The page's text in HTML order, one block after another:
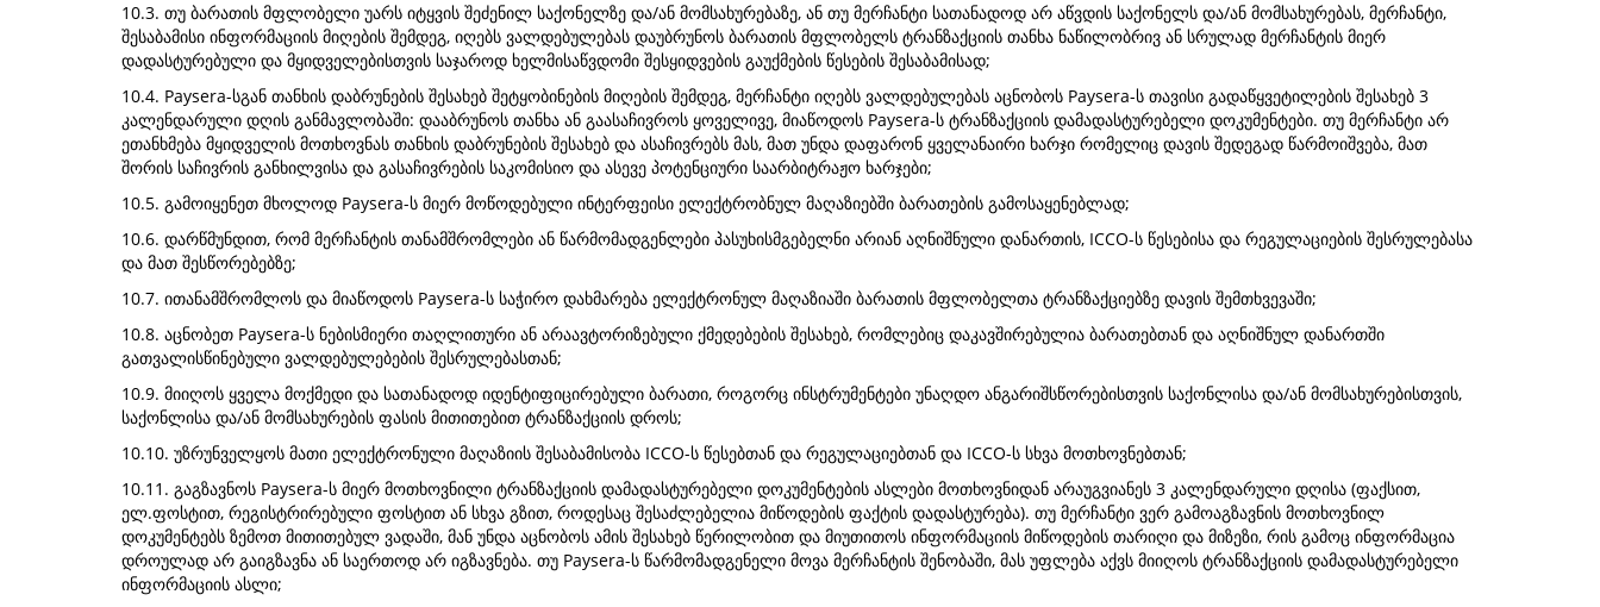
10.3. თუ ბარათის მფლობელი უარს იტყვის შეძენილ საქონელზე და/ან მომსახურებაზე, ან თუ მერჩანტი სათანადოდ არ აწვდის საქონელს და/ან მომსახურებას, მერჩანტი,
შესაბამისი ინფორმაციის მიღების შემდეგ, იღებს ვალდებულებას დაუბრუნოს ბარათის მფლობელს ტრანზაქციის თანხა ნაწილობრივ ან სრულად მერჩანტის მიერ
დადასტურებული და მყიდველებისთვის საჯაროდ ხელმისაწვდომი შესყიდვების გაუქმების წესების შესაბამისად;
10.4. Paysera-სგან თანხის დაბრუნების შესახებ შეტყობინების მიღების შემდეგ, მერჩანტი იღებს ვალდებულებას აცნობოს Paysera-ს თავისი გადაწყვეტილების შესახებ 3
კალენდარული დღის განმავლობაში: დააბრუნოს თანხა ან გაასაჩივროს ყოველივე, მიაწოდოს Paysera-ს ტრანზაქციის დამადასტურებელი დოკუმენტები. თუ მერჩანტი არ
ეთანხმება მყიდველის მოთხოვნას თანხის დაბრუნების შესახებ და ასაჩივრებს მას, მათ უნდა დაფარონ ყველანაირი ხარჯი რომელიც დავის შედეგად წარმოიშვება, მათ
შორის საჩივრის განხილვისა და გასაჩივრების საკომისიო და ასევე პოტენციური საარბიტრაჟო ხარჯები;
10.5. გამოიყენეთ მხოლოდ Paysera-ს მიერ მოწოდებული ინტერფეისი ელექტრობნულ მაღაზიებში ბარათების გამოსაყენებლად;
10.6. დარწმუნდით, რომ მერჩანტის თანამშრომლები ან წარმომადგენლები პასუხისმგებელნი არიან აღნიშნული დანართის, ICCO-ს წესებისა და რეგულაციების შესრულებასა
და მათ შესწორებებზე;
10.7. ითანამშრომლოს და მიაწოდოს Paysera-ს საჭირო დახმარება ელექტრონულ მაღაზიაში ბარათის მფლობელთა ტრანზაქციებზე დავის შემთხვევაში;
10.8. აცნობეთ Paysera-ს ნებისმიერი თაღლითური ან არაავტორიზებული ქმედებების შესახებ, რომლებიც დაკავშირებულია ბარათებთან და აღნიშნულ დანართში
გათვალისწინებული ვალდებულებების შესრულებასთან;
10.9. მიიღოს ყველა მოქმედი და სათანადოდ იდენტიფიცირებული ბარათი, როგორც ინსტრუმენტები უნაღდო ანგარიშსწორებისთვის საქონლისა და/ან მომსახურებისთვის,
საქონლისა და/ან მომსახურების ფასის მითითებით ტრანზაქციის დროს;
10.10. უზრუნველყოს მათი ელექტრონული მაღაზიის შესაბამისობა ICCO-ს წესებთან და რეგულაციებთან და ICCO-ს სხვა მოთხოვნებთან;
10.11. გაგზავნოს Paysera-ს მიერ მოთხოვნილი ტრანზაქციის დამადასტურებელი დოკუმენტების ასლები მოთხოვნიდან არაუგვიანეს 3 კალენდარული დღისა (ფაქსით,
ელ.ფოსტით, რეგისტრირებული ფოსტით ან სხვა გზით, როდესაც შესაძლებელია მიწოდების ფაქტის დადასტურება). თუ მერჩანტი ვერ გამოაგზავნის მოთხოვნილ
დოკუმენტებს ზემოთ მითითებულ ვადაში, მან უნდა აცნობოს ამის შესახებ წერილობით და მიუთითოს ინფორმაციის მიწოდების თარიღი და მიზეზი, რის გამოც ინფორმაცია
დროულად არ გაიგზავნა ან საერთოდ არ იგზავნება. თუ Paysera-ს წარმომადგენელი მოვა მერჩანტის შენობაში, მას უფლება აქვს მიიღოს ტრანზაქციის დამადასტურებელი
ინფორმაციის ასლი;